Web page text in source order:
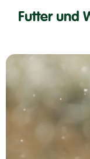
Futter und